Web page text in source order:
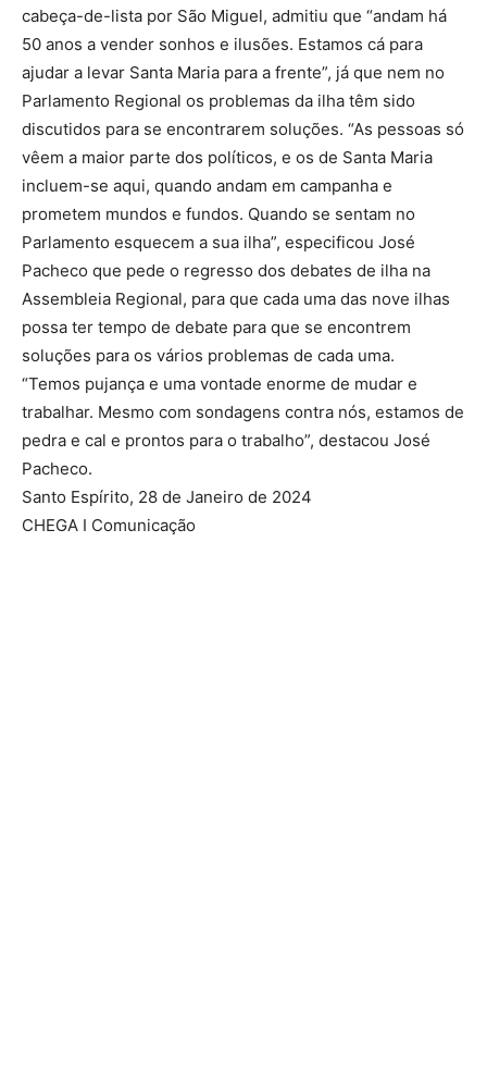
cabeça-de-lista por São Miguel, admitiu que “andam há
50 anos a vender sonhos e ilusões. Estamos cá para
ajudar a levar Santa Maria para a frente”, já que nem no
Parlamento Regional os problemas da ilha têm sido
discutidos para se encontrarem soluções. “As pessoas só
vêem a maior parte dos políticos, e os de Santa Maria
incluem-se aqui, quando andam em campanha e
prometem mundos e fundos. Quando se sentam no
Parlamento esquecem a sua ilha”, especificou José
Pacheco que pede o regresso dos debates de ilha na
Assembleia Regional, para que cada uma das nove ilhas
possa ter tempo de debate para que se encontrem
soluções para os vários problemas de cada uma.
“Temos pujança e uma vontade enorme de mudar e
trabalhar. Mesmo com sondagens contra nós, estamos de
pedra e cal e prontos para o trabalho”, destacou José
Pacheco.
Santo Espírito, 28 de Janeiro de 2024
CHEGA I Comunicação